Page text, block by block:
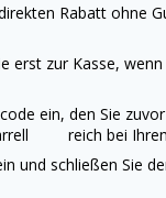
Rabatt ohne
erst zur Kasse,
ein, den Sie
reich bei
und schließen Sie